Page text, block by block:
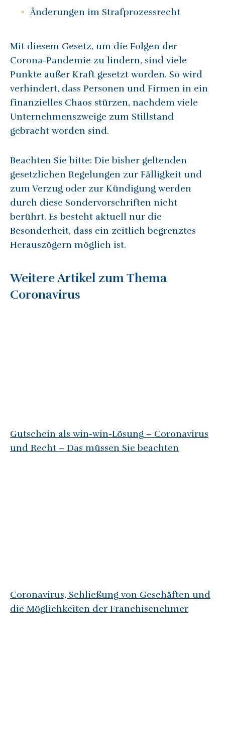
Änderungen im Strafprozessrecht
Mit diesem Gesetz, um die Folgen der
Corona-Pandemie zu lindern, sind viele
Punkte außer Kraft gesetzt worden. So wird
verhindert, dass Personen und Firmen in ein
finanzielles Chaos stürzen, nachdem viele
Unternehmenszweige zum Stillstand
gebracht worden sind.
Beachten Sie bitte: Die bisher geltenden
gesetzlichen Regelungen zur Fälligkeit und
zum Verzug oder zur Kündigung werden
durch diese Sondervorschriften nicht
berührt. Es besteht aktuell nur die
Besonderheit, dass ein zeitlich begrenztes
Herauszögern möglich ist.
Weitere Artikel zum Thema
Coronavirus
Gutschein als win-win-Lösung – Coronavirus
und Recht – Das müssen Sie beachten
Coronavirus, Schließung von Geschäften und
die Möglichkeiten der Franchisenehmer